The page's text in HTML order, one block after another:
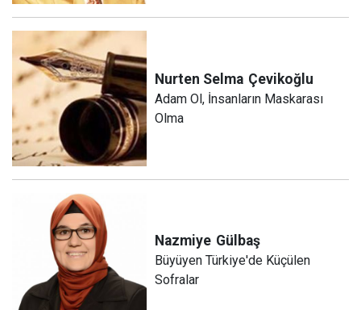
Nurten Selma Çevikoğlu
Adam Ol, İnsanların Maskarası
Olma
Nazmiye Gülbaş
Büyüyen Türkiye'de Küçülen
Sofralar